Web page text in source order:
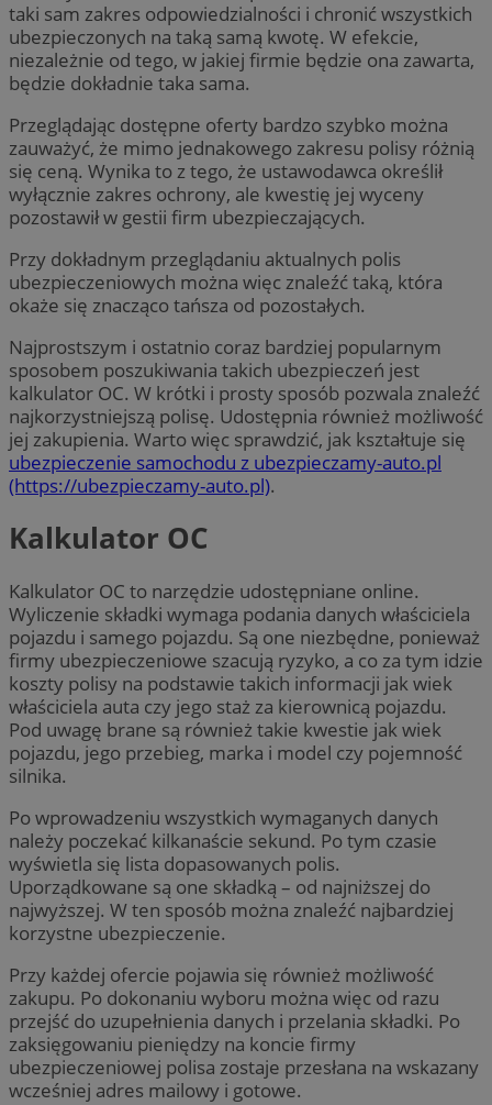
taki sam zakres odpowiedzialności i chronić wszystkich
ubezpieczonych na taką samą kwotę. W efekcie,
niezależnie od tego, w jakiej firmie będzie ona zawarta,
będzie dokładnie taka sama.
Przeglądając dostępne oferty bardzo szybko można
zauważyć, że mimo jednakowego zakresu polisy różnią
się ceną. Wynika to z tego, że ustawodawca określił
wyłącznie zakres ochrony, ale kwestię jej wyceny
pozostawił w gestii firm ubezpieczających.
Przy dokładnym przeglądaniu aktualnych polis
ubezpieczeniowych można więc znaleźć taką, która
okaże się znacząco tańsza od pozostałych.
Najprostszym i ostatnio coraz bardziej popularnym
sposobem poszukiwania takich ubezpieczeń jest
kalkulator OC. W krótki i prosty sposób pozwala znaleźć
najkorzystniejszą polisę. Udostępnia również możliwość
jej zakupienia. Warto więc sprawdzić, jak kształtuje się
ubezpieczenie samochodu z ubezpieczamy-auto.pl
(https://ubezpieczamy-auto.pl).
Kalkulator OC
Kalkulator OC to narzędzie udostępniane online.
Wyliczenie składki wymaga podania danych właściciela
pojazdu i samego pojazdu. Są one niezbędne, ponieważ
firmy ubezpieczeniowe szacują ryzyko, a co za tym idzie
koszty polisy na podstawie takich informacji jak wiek
właściciela auta czy jego staż za kierownicą pojazdu.
Pod uwagę brane są również takie kwestie jak wiek
pojazdu, jego przebieg, marka i model czy pojemność
silnika.
Po wprowadzeniu wszystkich wymaganych danych
należy poczekać kilkanaście sekund. Po tym czasie
wyświetla się lista dopasowanych polis.
Uporządkowane są one składką – od najniższej do
najwyższej. W ten sposób można znaleźć najbardziej
korzystne ubezpieczenie.
Przy każdej ofercie pojawia się również możliwość
zakupu. Po dokonaniu wyboru można więc od razu
przejść do uzupełnienia danych i przelania składki. Po
zaksięgowaniu pieniędzy na koncie firmy
ubezpieczeniowej polisa zostaje przesłana na wskazany
wcześniej adres mailowy i gotowe.